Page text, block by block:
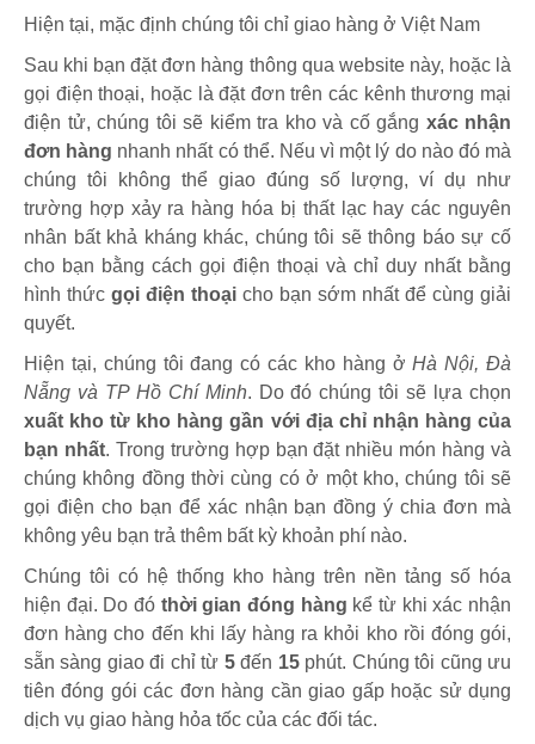
Hiện tại, mặc định chúng tôi chỉ giao hàng ở Việt Nam
Sau khi bạn đặt đơn hàng thông qua website này, hoặc là
gọi điện thoại, hoặc là đặt đơn trên các kênh thương mại
điện tử, chúng tôi sẽ kiểm tra kho và cố gắng xác nhận
đơn hàng nhanh nhất có thể. Nếu vì một lý do nào đó mà
chúng tôi không thể giao đúng số lượng, ví dụ như
trường hợp xảy ra hàng hóa bị thất lạc hay các nguyên
nhân bất khả kháng khác, chúng tôi sẽ thông báo sự cố
cho bạn bằng cách gọi điện thoại và chỉ duy nhất bằng
hình thức gọi điện thoại cho bạn sớm nhất để cùng giải
quyết.
Hiện tại, chúng tôi đang có các kho hàng ởHà Nội, Đà
Nẵng và TP Hồ Chí Minh. Do đó chúng tôi sẽ lựa chọn
xuất kho từ kho hàng gần với địa chỉ nhận hàng của
bạn nhất. Trong trường hợp bạn đặt nhiều món hàng và
chúng không đồng thời cùng có ở một kho, chúng tôi sẽ
gọi điện cho bạn để xác nhận bạn đồng ý chia đơn mà
không yêu bạn trả thêm bất kỳ khoản phí nào.
Chúng tôi có hệ thống kho hàng trên nền tảng số hóa
hiện đại. Do đó thời gian đóng hàng kể từ khi xác nhận
đơn hàng cho đến khi lấy hàng ra khỏi kho rồi đóng gói,
sẵn sàng giao đi chỉ từ 5đến 15 phút. Chúng tôi cũng ưu
tiên đóng gói các đơn hàng cần giao gấp hoặc sử dụng
dịch vụ giao hàng hỏa tốc của các đối tác.